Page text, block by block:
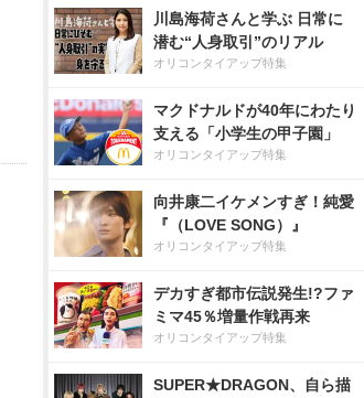
川島海荷さんと学ぶ 日常に
潜む“人身取引”のリアル
オリコンタイアップ特集
マクドナルドが40年にわたり
支える「小学生の甲子園」
オリコンタイアップ特集
向井康二イケメンすぎ！純愛
『（LOVE SONG）』
オリコンタイアップ特集
デカすぎ都市伝説発生!?ファ
ミマ45％増量作戦再来
オリコンタイアップ特集
SUPER★DRAGON、自ら描